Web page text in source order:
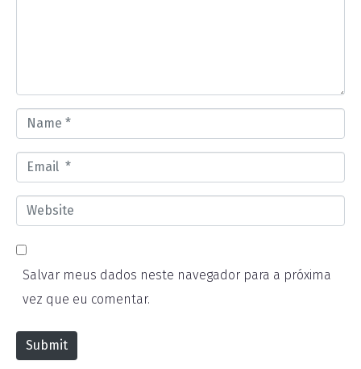
*
a
e
m
l
e
b
t
Salvar meus dados neste navegador para a próxima
vez que eu comentar.
Submit